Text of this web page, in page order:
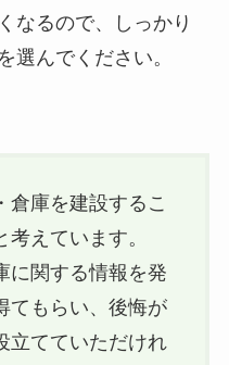
なるので、しっかり
選んでください。
倉庫を建設するこ
えています。
に関する情報を発
てもらい、後悔が
立てていただけれ